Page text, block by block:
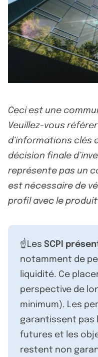
Ceci est une
Veuillez-vous
d’informations clés
décision finale
représente pas un
est nécessaire de
profil avec le
☝️Les SCPI
notamment de
liquidité. Ce
perspective de
minimum). Les
garantissent pas
futures et les
restent non